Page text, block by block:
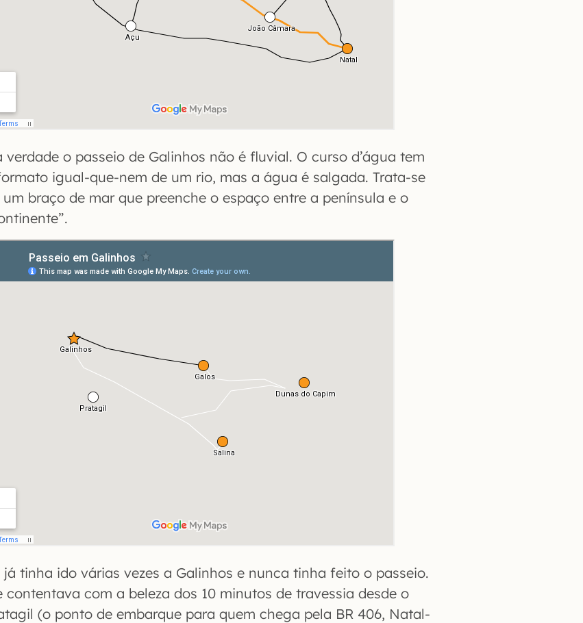
verdade o passeio de Galinhos não é fluvial. O curso d’água tem
igual-que-nem de um rio, mas a água é salgada. Trata-se
um braço de mar que preenche o espaço entre a península e o
já tinha ido várias vezes a Galinhos e nunca tinha feito o passeio.
contentava com a beleza dos 10 minutos de travessia desde o
(o ponto de embarque para quem chega pela BR 406, Natal-